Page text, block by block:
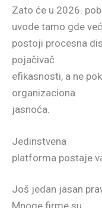
Zato će u 2026.
uvode tamo gde već
postoji procesna
pojačivač
efikasnosti, a ne
organizaciona
jasnoća.
Jedinstvena
platforma postaje
Još jedan jasan
Mnoge firme su